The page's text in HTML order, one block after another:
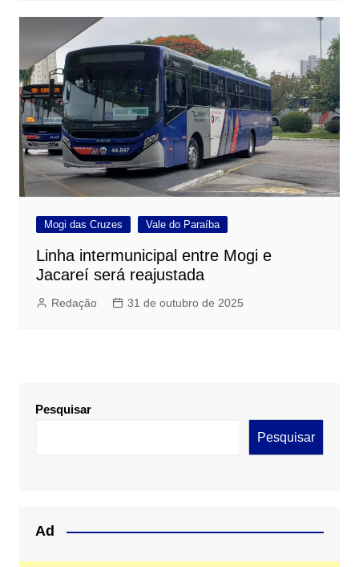
Mogi das Cruzes Vale do Paraíba
Linha intermunicipal entre Mogi e
Jacareí será reajustada
Redação 31 de outubro de 2025
Pesquisar
Pesquisar
Ad